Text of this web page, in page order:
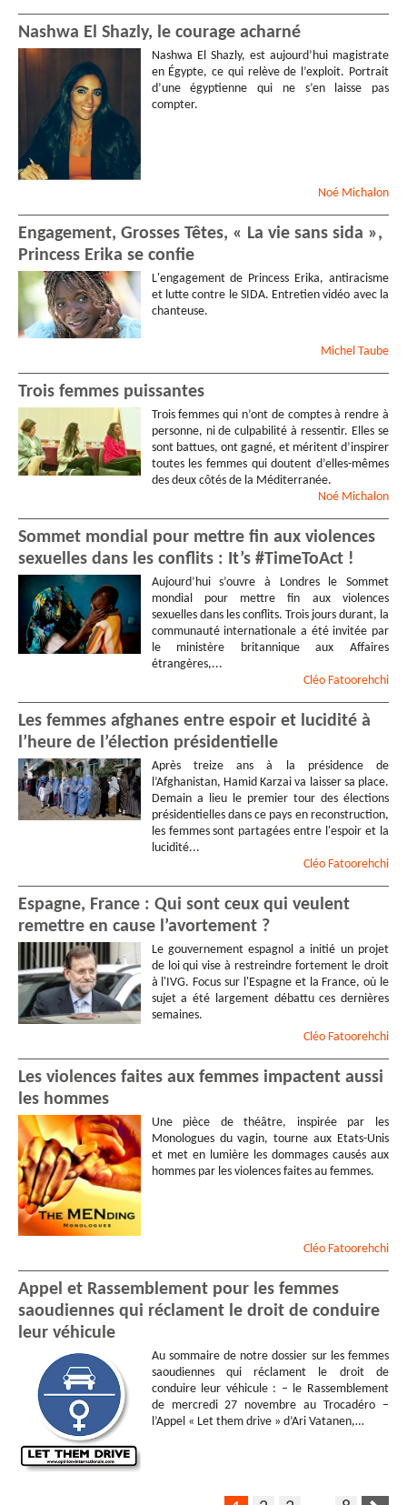
Nashwa El Shazly, le courage acharné
Nashwa El Shazly, est aujourd’hui magistrate
en Égypte, ce qui relève de l’exploit. Portrait
d’une égyptienne qui ne s’en laisse pas
compter.
Noé Michalon
Engagement, Grosses Têtes, « La vie sans sida »,
Princess Erika se confie
L'engagement de Princess Erika, antiracisme
et lutte contre le SIDA. Entretien vidéo avec la
chanteuse.
Michel Taube
Trois femmes puissantes
Trois femmes qui n’ont de comptes à rendre à
personne, ni de culpabilité à ressentir. Elles se
sont battues, ont gagné, et méritent d’inspirer
toutes les femmes qui doutent d’elles-mêmes
des deux côtés de la Méditerranée.
Noé Michalon
Sommet mondial pour mettre fin aux violences
sexuelles dans les conflits : It’s #TimeToAct !
Aujourd’hui s’ouvre à Londres le Sommet
mondial pour mettre fin aux violences
sexuelles dans les conflits. Trois jours durant, la
communauté internationale a été invitée par
le ministère britannique aux Affaires
étrangères,...
Cléo Fatoorehchi
Les femmes afghanes entre espoir et lucidité à
l’heure de l’élection présidentielle
Après treize ans à la présidence de
l’Afghanistan, Hamid Karzai va laisser sa place.
Demain a lieu le premier tour des élections
présidentielles dans ce pays en reconstruction,
les femmes sont partagées entre l'espoir et la
lucidité...
Cléo Fatoorehchi
Espagne, France : Qui sont ceux qui veulent
remettre en cause l’avortement ?
Le gouvernement espagnol a initié un projet
de loi qui vise à restreindre fortement le droit
à l'IVG. Focus sur l'Espagne et la France, où le
sujet a été largement débattu ces dernières
semaines.
Cléo Fatoorehchi
Les violences faites aux femmes impactent aussi
les hommes
Une pièce de théâtre, inspirée par les
Monologues du vagin, tourne aux Etats-Unis
et met en lumière les dommages causés aux
hommes par les violences faites au femmes.
Cléo Fatoorehchi
Appel et Rassemblement pour les femmes
saoudiennes qui réclament le droit de conduire
leur véhicule
Au sommaire de notre dossier sur les femmes
saoudiennes qui réclament le droit de
conduire leur véhicule : – le Rassemblement
de mercredi 27 novembre au Trocadéro –
l’Appel « Let them drive » d’Ari Vatanen,…